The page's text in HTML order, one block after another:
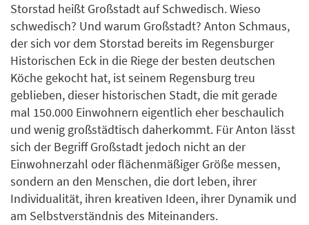
Storstad heißt Großstadt auf Schwedisch. Wieso
schwedisch? Und warum Großstadt? Anton Schmaus,
der sich vor dem Storstad bereits im Regensburger
Historischen Eck in die Riege der besten deutschen
Köche gekocht hat, ist seinem Regensburg treu
geblieben, dieser historischen Stadt, die mit gerade
mal 150.000 Einwohnern eigentlich eher beschaulich
und wenig großstädtisch daherkommt. Für Anton lässt
sich der Begriff Großstadt jedoch nicht an der
Einwohnerzahl oder flächenmäßiger Größe messen,
sondern an den Menschen, die dort leben, ihrer
Individualität, ihren kreativen Ideen, ihrer Dynamik und
am Selbstverständnis des Miteinanders.